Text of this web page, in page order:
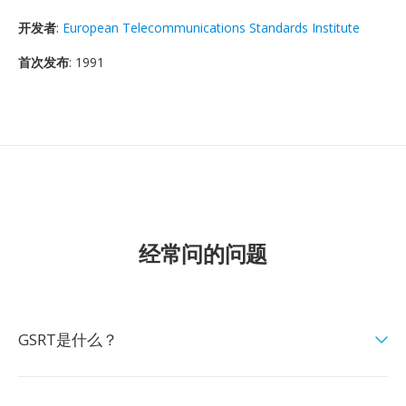
开发者: European Telecommunications Standards Institute
首次发布: 1991
经常问的问题
GSRT是什么？